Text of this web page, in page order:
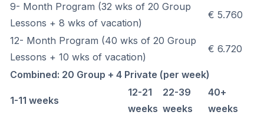
9- Month Program (32 wks of 20 Group
Lessons + 8 wks of vacation)
€ 5.760
12- Month Program (40 wks of 20 Group
Lessons + 10 wks of vacation)
€ 6.720
Combined: 20 Group + 4 Private (per week)
1-11 weeks
12-21
weeks
22-39
weeks
40+
weeks